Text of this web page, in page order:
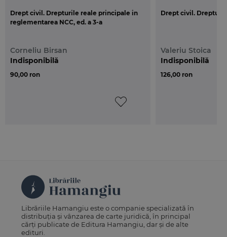
Drept civil. Drepturile reale principale in
reglementarea NCC, ed. a 3-a
Corneliu Birsan
90,00 ron
Indisponibilă
Drept civil. Drepturi
Valeriu Stoica
126,00 ron
Indisponibilă
Librăriile Hamangiu este o companie specializată în
distribuția și vânzarea de carte juridică, în principal
cărți publicate de Editura Hamangiu, dar și de alte
edituri.